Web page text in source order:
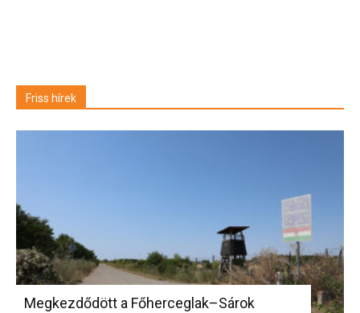
Friss hírek
Megkezdődött a Főherceglak–Sárok